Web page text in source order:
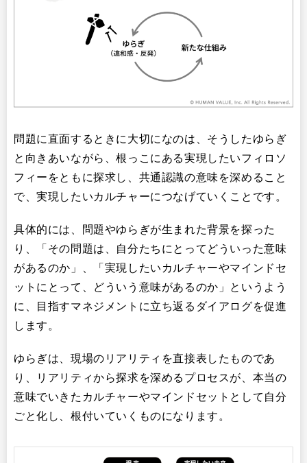
問題に直面するときに大切になのは、そうしたゆらぎ
と向きあいながら、根っこにある実現したいフィロソ
フィーをともに探求し、共通認識の意味を深めること
で、実現したいカルチャーにつなげていくことです。
具体的には、問題やゆらぎが生まれた背景を探った
り、「その問題は、自分たちにとってどういった意味
があるのか」、「実現したいカルチャーやマインドセ
ットにとって、どういう意味があるのか」というよう
に、目指すマネジメントに立ち返るダイアログを促進
します。
ゆらぎは、現場のリアリティを直接表したものであ
り、リアリティから探求を深めるプロセスが、本当の
意味でいきたカルチャーやマインドセットとして自分
ごと化し、根付いていくものになります。